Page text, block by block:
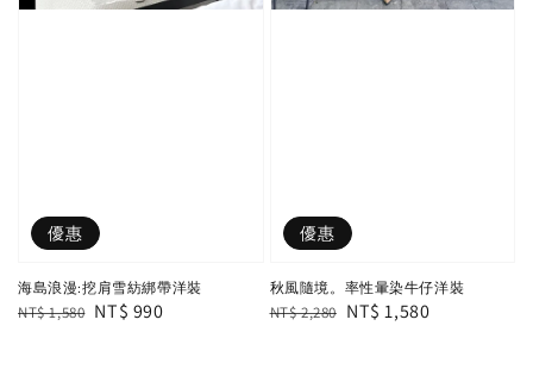
優惠
海島浪漫:挖肩雪紡綁帶洋裝
Regular
NT$ 1,580 Sale
NT$ 990
優惠
秋風隨境。率性暈染牛仔洋裝
Regular
NT$ 2,280 Sale
NT$ 1,580